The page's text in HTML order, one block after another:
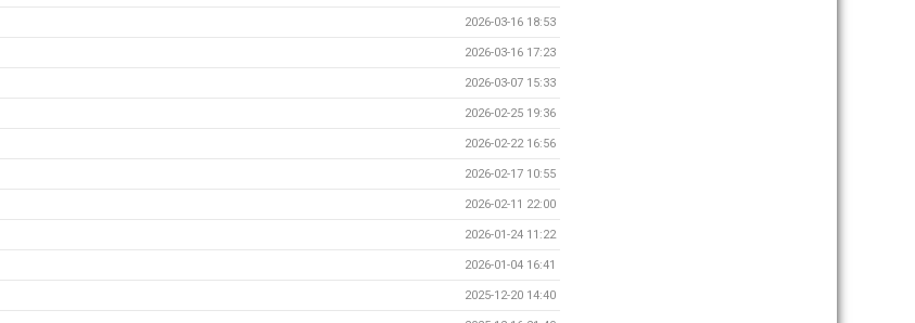
2026-03-16 18:53
2026-03-16 17:23
2026-03-07 15:33
2026-02-25 19:36
2026-02-22 16:56
2026-02-17 10:55
2026-02-11 22:00
2026-01-24 11:22
2026-01-04 16:41
2025-12-20 14:40